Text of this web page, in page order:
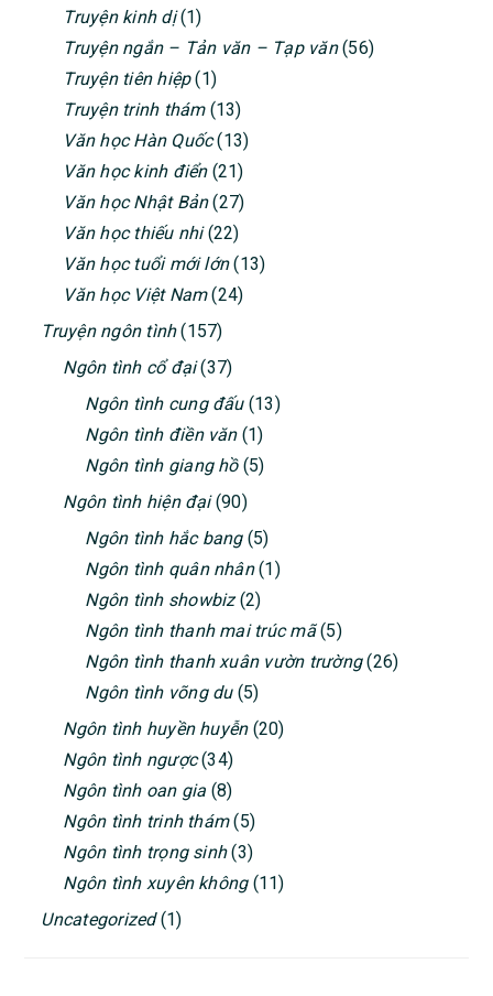
Truyện kinh dị(1)
Truyện ngắn – Tản văn – Tạp văn(56)
Truyện tiên hiệp(1)
Truyện trinh thám(13)
Văn học Hàn Quốc(13)
Văn học kinh điển(21)
Văn học Nhật Bản(27)
Văn học thiếu nhi(22)
Văn học tuổi mới lớn(13)
Văn học Việt Nam(24)
Truyện ngôn tình(157)
Ngôn tình cổ đại(37)
Ngôn tình cung đấu(13)
Ngôn tình điền văn(1)
Ngôn tình giang hồ(5)
Ngôn tình hiện đại(90)
Ngôn tình hắc bang(5)
Ngôn tình quân nhân(1)
Ngôn tình showbiz(2)
Ngôn tình thanh mai trúc mã(5)
Ngôn tình thanh xuân vườn trường(26)
Ngôn tình võng du(5)
Ngôn tình huyền huyễn(20)
Ngôn tình ngược(34)
Ngôn tình oan gia (8)
Ngôn tình trinh thám(5)
Ngôn tình trọng sinh(3)
Ngôn tình xuyên không(11)
Uncategorized(1)